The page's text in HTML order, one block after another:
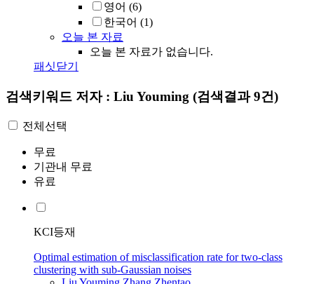
영어 (6)
한국어 (1)
오늘 본 자료
오늘 본 자료가 없습니다.
패싯닫기
검색키워드 저자 : Liu Youming (검색결과 9건)
전체선택
무료
기관내 무료
유료
KCI등재
Optimal estimation of misclassification rate for two-class
clustering with sub-Gaussian noises